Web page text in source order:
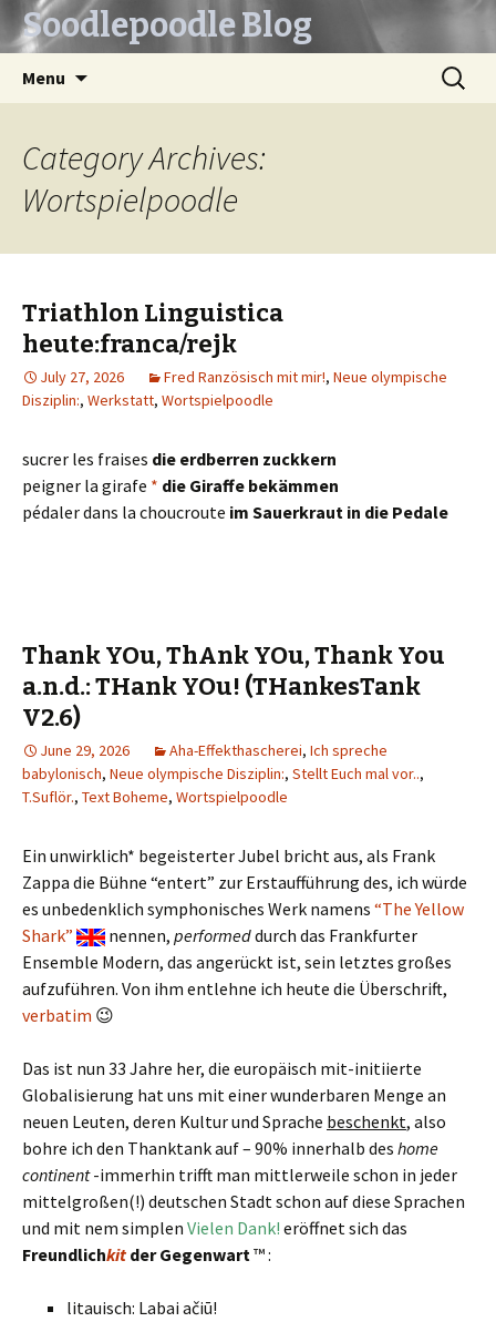
Soodlepoodle Blog
Menu
Search
for:
Category Archives:
Wortspielpoodle
Triathlon Linguistica
heute:franca/rejk
July 27, 2026 Fred Ranzösisch mit mir!, Neue olympische
Disziplin:, Werkstatt, Wortspielpoodle
sucrer les fraises die erdberren zuckkern
peigner la girafe * die Giraffe bekämmen
pédaler dans la choucroute im Sauerkraut in die Pedale
Thank YOu, ThAnk YOu, Thank You
a.n.d.: THank YOu! (THankesTank
V2.6)
June 29, 2026 Aha-Effekthascherei, Ich spreche
babylonisch, Neue olympische Disziplin:, Stellt Euch mal vor..,
T.Suflör., Text Boheme, Wortspielpoodle
Ein unwirklich* begeisterter Jubel bricht aus, als Frank
Zappa die Bühne “entert” zur Erstaufführung des, ich würde
es unbedenklich symphonisches Werk namens “The Yellow
Shark”
nennen, performeddurch das Frankfurter
Ensemble Modern, das angerückt ist, sein letztes großes
aufzuführen. Von ihm entlehne ich heute die Überschrift,
verbatim 😉
Das ist nun 33 Jahre her, die europäisch mit-initiierte
Globalisierung hat uns mit einer wunderbaren Menge an
neuen Leuten, deren Kultur und Sprache beschenkt, also
bohre ich den Thanktank auf – 90% innerhalb des home
continent-immerhin trifft man mittlerweile schon in jeder
mittelgroßen(!) deutschen Stadt schon auf diese Sprachen
und mit nem simplen Vielen Dank! eröffnet sich das
Freundlichkit der Gegenwart™ :
litauisch: Labai ačiū!